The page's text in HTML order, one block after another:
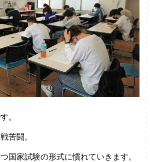
。
苦闘。
国家試験の形式に慣れていきます。